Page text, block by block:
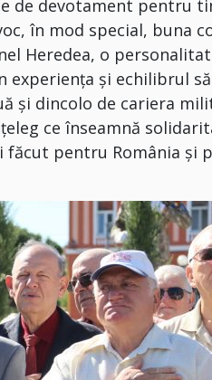
de devotament pentru
în mod special, buna
Heredea, o
și echilibrul
și dincolo de cariera
ce înseamnă
pentru România și